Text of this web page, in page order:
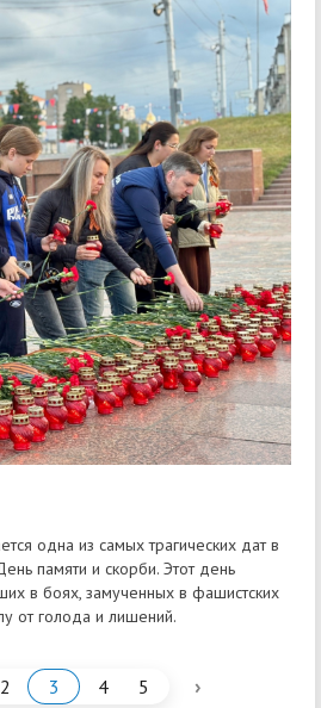
одна из самых трагических дат в
памяти и скорби. Этот день
в боях, замученных в фашистских
от голода и лишений.
2 3 4 5 ›